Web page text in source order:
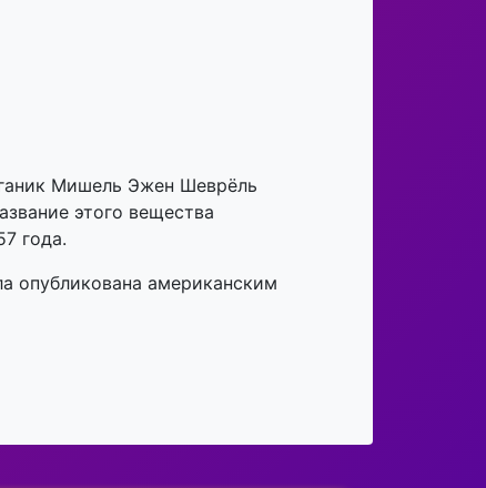
Мишель Эжен Шеврёль
этого вещества
года.
опубликована американским